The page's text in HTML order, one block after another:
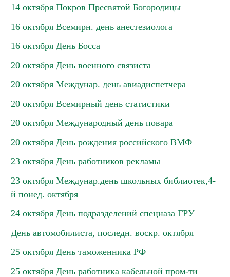
14 октября Покров Пресвятой Богородицы
16 октября Всемирн. день анестезиолога
16 октября День Босса
20 октября День военного связиста
20 октября Междунар. день авиадиспетчера
20 октября Всемирный день статистики
20 октября Международный день повара
20 октября День рождения российского ВМФ
23 октября День работников рекламы
23 октября Междунар.день школьных библиотек,4-
й понед. октября
24 октября День подразделений спецназа ГРУ
День автомобилиста, последн. воскр. октября
25 октября День таможенника РФ
25 октября День работника кабельной пром-ти